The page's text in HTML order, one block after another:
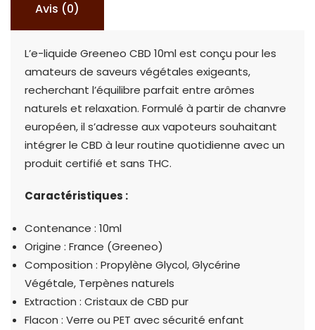
Avis (0)
L’e-liquide Greeneo CBD 10ml est conçu pour les
amateurs de saveurs végétales exigeants,
recherchant l’équilibre parfait entre arômes
naturels et relaxation. Formulé à partir de chanvre
européen, il s’adresse aux vapoteurs souhaitant
intégrer le CBD à leur routine quotidienne avec un
produit certifié et sans THC.
Caractéristiques :
Contenance : 10ml
Origine : France (Greeneo)
Composition : Propylène Glycol, Glycérine
Végétale, Terpènes naturels
Extraction : Cristaux de CBD pur
Flacon : Verre ou PET avec sécurité enfant